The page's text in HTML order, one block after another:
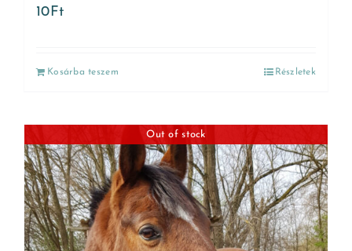
10Ft
Kosárba teszem Részletek
Out of stock